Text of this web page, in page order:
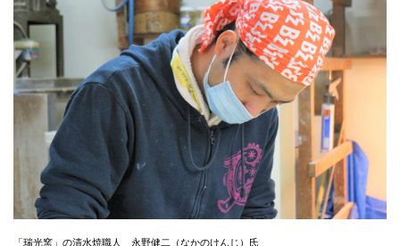
「瑞光窯」の清水焼職人 永野健二（なかのけんじ）氏